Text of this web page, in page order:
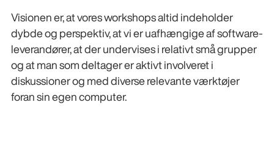
Visionen er, at vores workshops altid indeholder
dybde og perspektiv, at vi er uafhængige af software-
leverandører, at der undervises i relativt små grupper
og at man som deltager er aktivt involveret i
diskussioner og med diverse relevante værktøjer
foran sin egen computer.